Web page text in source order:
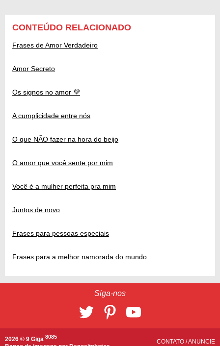
CONTEÚDO RELACIONADO
Frases de Amor Verdadeiro
Amor Secreto
Os signos no amor 💜
A cumplicidade entre nós
O que NÃO fazer na hora do beijo
O amor que você sente por mim
Você é a mulher perfeita pra mim
Juntos de novo
Frases para pessoas especiais
Frases para a melhor namorada do mundo
Siga-nos
2026 © 9 Giga 8085
CONTATO /ANUNCIE